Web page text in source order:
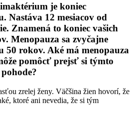
je koniec
Nastáva 12 mesiacov od
Znamená to koniec vašich
Menopauza sa zvyčajne
50 rokov. Aké má menopauza
pomôcť prejsť si týmto
zrelej ženy. Väčšina žien hovorí, že
ktoré ani nevedia, že si tým